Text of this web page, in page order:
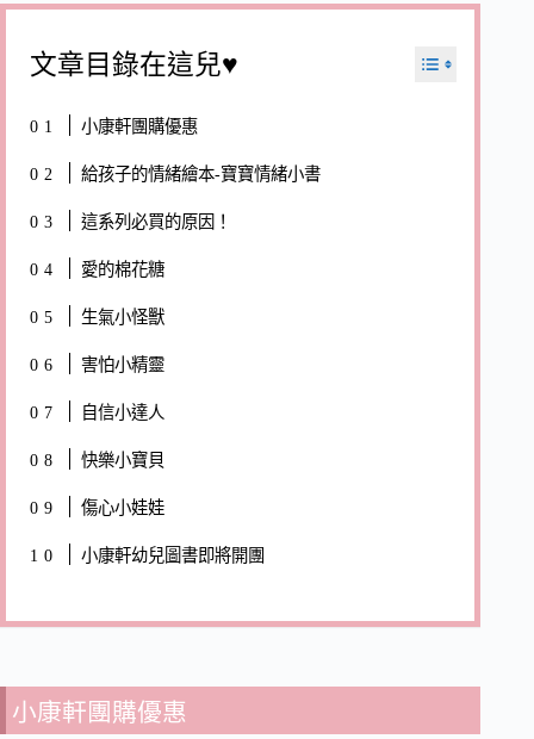
文章目錄在這兒♥
小康軒團購優惠
給孩子的情緒繪本-寶寶情緒小書
這系列必買的原因！
愛的棉花糖
生氣小怪獸
害怕小精靈
自信小達人
快樂小寶貝
傷心小娃娃
小康軒幼兒圖書即將開團
小康軒團購優惠